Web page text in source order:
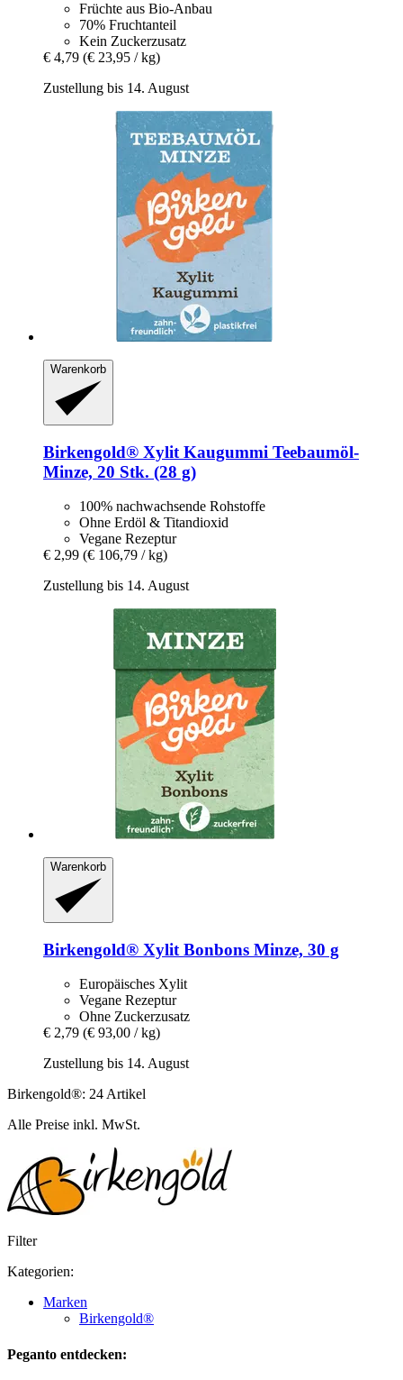
Früchte aus Bio-Anbau
70% Fruchtanteil
Kein Zuckerzusatz
€ 4,79 (€ 23,95 / kg)
Zustellung bis 14. August
Warenkorb
Birkengold® Xylit Kaugummi Teebaumöl-​
Minze, 20 Stk. (28 g)
100% nachwachsende Rohstoffe
Ohne Erdöl & Titandioxid
Vegane Rezeptur
€ 2,99 (€ 106,79 / kg)
Zustellung bis 14. August
Warenkorb
Birkengold® Xylit Bonbons Minze, 30 g
Europäisches Xylit
Vegane Rezeptur
Ohne Zuckerzusatz
€ 2,79 (€ 93,00 / kg)
Zustellung bis 14. August
Birkengold®: 24 Artikel
Alle Preise inkl. MwSt.
Filter
Kategorien:
Marken
Birkengold®
Peganto entdecken: